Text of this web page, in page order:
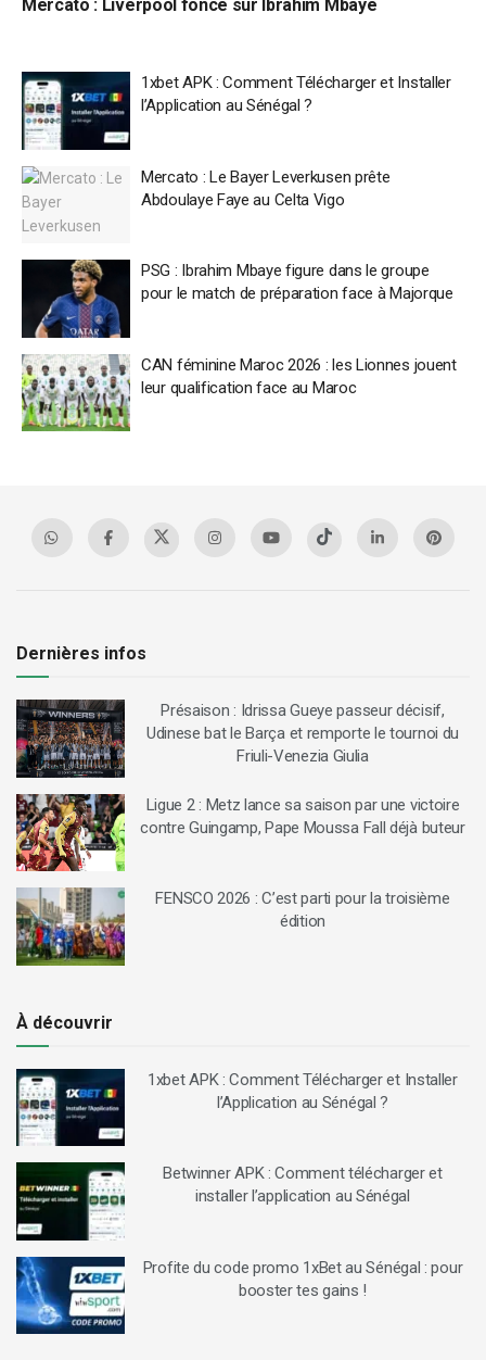
Mercato : Liverpool fonce sur Ibrahim Mbaye
1xbet APK : Comment Télécharger et Installer
l’Application au Sénégal ?
Mercato : Le Bayer Leverkusen prête
Abdoulaye Faye au Celta Vigo
PSG : Ibrahim Mbaye figure dans le groupe
pour le match de préparation face à Majorque
CAN féminine Maroc 2026 : les Lionnes jouent
leur qualification face au Maroc
Dernières infos
Présaison : Idrissa Gueye passeur décisif,
Udinese bat le Barça et remporte le tournoi du
Friuli-Venezia Giulia
Ligue 2 : Metz lance sa saison par une victoire
contre Guingamp, Pape Moussa Fall déjà buteur
FENSCO 2026 : C’est parti pour la troisième
édition
À découvrir
1xbet APK : Comment Télécharger et Installer
l’Application au Sénégal ?
Betwinner APK : Comment télécharger et
installer l’application au Sénégal
Profite du code promo 1xBet au Sénégal : pour
booster tes gains !